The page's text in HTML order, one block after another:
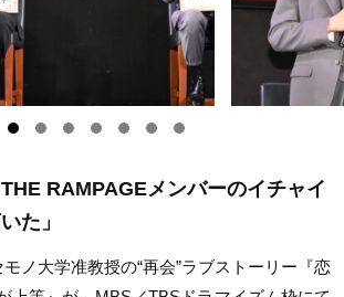
RAMPAGEメンバーのイチャイ
た」
ノ大学准教授の“再会”ラブストーリー『恋